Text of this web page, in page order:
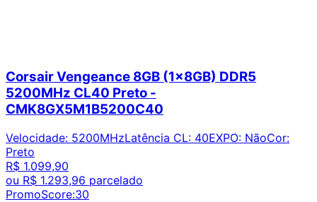
Corsair Vengeance 8GB (1x8GB) DDR5
5200MHz CL40 Preto -
CMK8GX5M1B5200C40
Velocidade: 5200MHzLatência CL: 40EXPO: NãoCor:
Preto
R$ 1.099,90
ou R$ 1.293,96 parcelado
PromoScore:30